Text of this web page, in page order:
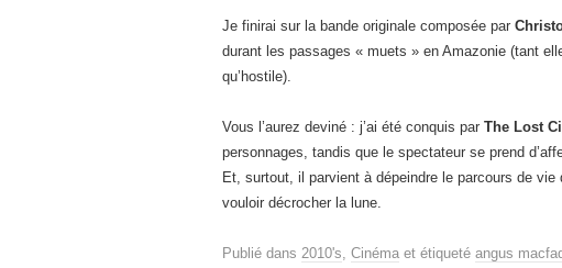
Je finirai sur la bande originale composée par
durant les passages « muets » en Amazonie (tant
qu’hostile).
Vous l’aurez deviné : j’ai été conquis par The Lost
personnages, tandis que le spectateur se prend
Et, surtout, il parvient à dépeindre le parcours de vie
vouloir décrocher la lune.
Publié dans 2010's Cinéma et étiqueté angus